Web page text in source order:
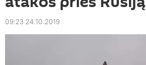
09:23 24.10.2019